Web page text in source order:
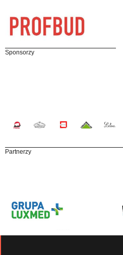
Sponsorzy
Partnerzy